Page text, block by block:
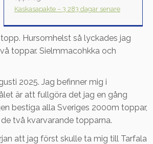
Kaskasapakte – 3 283 dagar senare
Hursomhelst så lyckades jag
toppar. Sielmmacohkka och
2025. Jag befinner mig i
är att fullgöra det jag en gång
bestiga alla Sveriges 2000m toppar,
två kvarvarande topparna.
att jag först skulle ta mig till Tarfala